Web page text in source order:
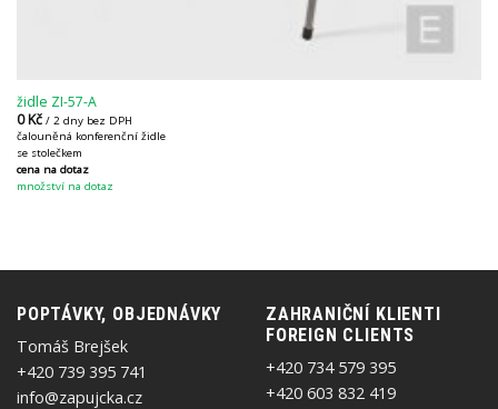
židle ZI-57-A
0Kč / 2 dny bez DPH
čalouněná konferenční židle
se stolečkem
cena na dotaz
množství na dotaz
POPTÁVKY, OBJEDNÁVKY
Tomáš Brejšek
+420 739 395 741
info@zapujcka.cz
ZAHRANIČNÍ KLIENTI
FOREIGN CLIENTS
+420 734 579 395
+420 603 832 419